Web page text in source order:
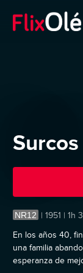
Surcos
NR12 | 1951 | 1h
En los años 40,
una familia
esperanza de